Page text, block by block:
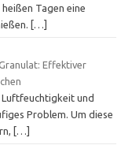
Tagen eine
[…]
Effektiver
Luftfeuchtigkeit und
Problem. Um diese
[…]